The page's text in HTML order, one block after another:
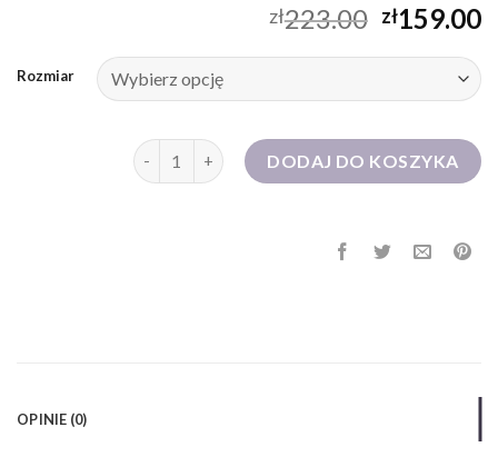
zł223.00 zł159.00
Rozmiar
ilość sukienka z falbankamiDODAJ DO KOSZYKA
OPINIE (0)